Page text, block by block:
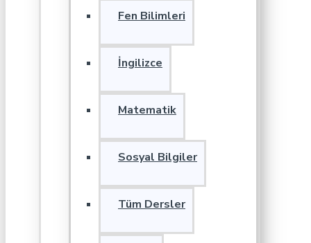
Fen Bilimleri
İngilizce
Matematik
Sosyal Bilgiler
Tüm Dersler